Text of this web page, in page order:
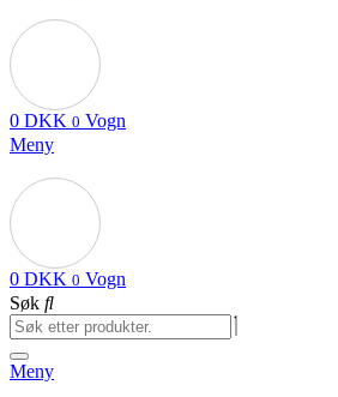
0 DKK 0 Vogn
Meny
0 DKK 0 Vogn
Søk
Meny